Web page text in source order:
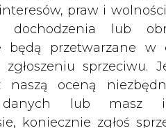
praw i
dochodzenia lub
będą przetwarzane w
sprzeciwu.
oceną
danych lub masz
koniecznie zgłoś